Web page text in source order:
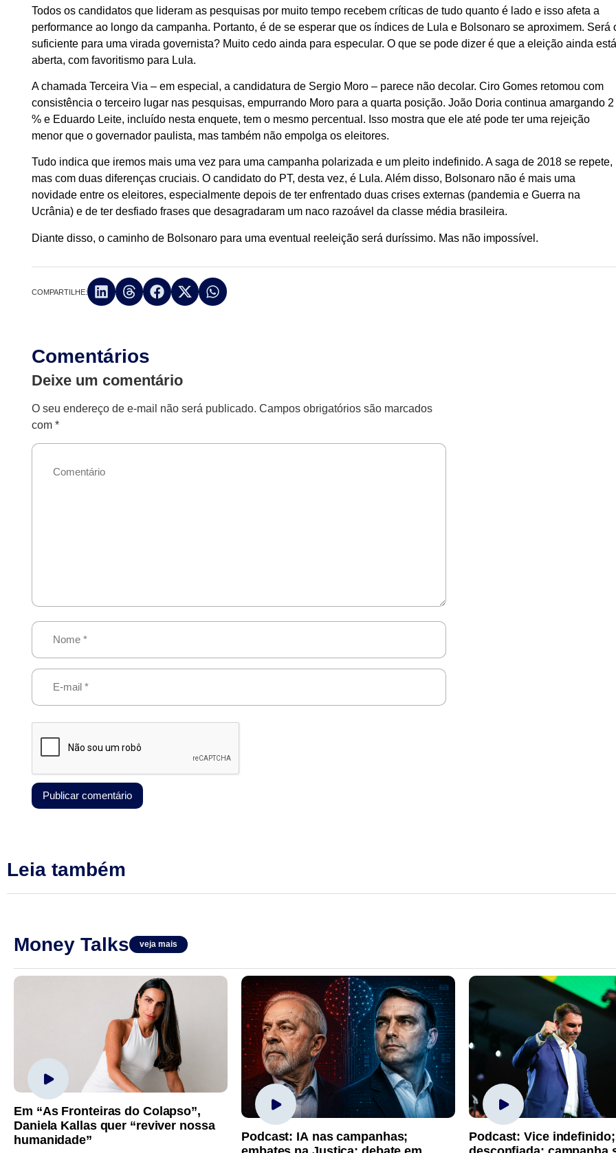
Todos os candidatos que lideram as pesquisas por muito tempo recebem críticas de tudo quanto é lado e isso afeta a
performance ao longo da campanha. Portanto, é de se esperar que os índices de Lula e Bolsonaro se aproximem. Será
suficiente para uma virada governista? Muito cedo ainda para especular. O que se pode dizer é que a eleição ainda
aberta, com favoritismo para Lula.
A chamada Terceira Via – em especial, a candidatura de Sergio Moro – parece não decolar. Ciro Gomes retomou com
consistência o terceiro lugar nas pesquisas, empurrando Moro para a quarta posição. João Doria continua amargando 2
% e Eduardo Leite, incluído nesta enquete, tem o mesmo percentual. Isso mostra que ele até pode ter uma rejeição
menor que o governador paulista, mas também não empolga os eleitores.
Tudo indica que iremos mais uma vez para uma campanha polarizada e um pleito indefinido. A saga de 2018 se repete,
mas com duas diferenças cruciais. O candidato do PT, desta vez, é Lula. Além disso, Bolsonaro não é mais uma
novidade entre os eleitores, especialmente depois de ter enfrentado duas crises externas (pandemia e Guerra na
Ucrânia) e de ter desfiado frases que desagradaram um naco razoável da classe média brasileira.
Diante disso, o caminho de Bolsonaro para uma eventual reeleição será duríssimo. Mas não impossível.
COMPARTILHE:
Comentários
Deixe um comentário
O seu endereço de e-mail não será publicado. Campos obrigatórios são marcados
com*
Leia também
Money Talks veja mais
Em “As Fronteiras do Colapso”,
Daniela Kallas quer “reviver nossa
humanidade”
Podcast: IA nas campanhas;
Podcast: Vice